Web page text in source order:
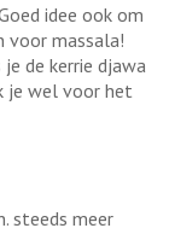
idee ook om
voor massala!
de kerrie djawa
je wel voor het
steeds meer